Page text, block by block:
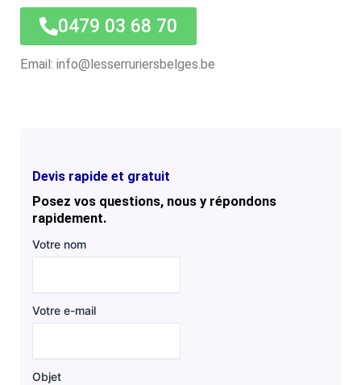
0479 03 68 70
Email: info@lesserruriersbelges.be
Devis rapide et gratuit
Posez vos questions, nous y répondons
rapidement.
Votre nom
Votre e-mail
Objet